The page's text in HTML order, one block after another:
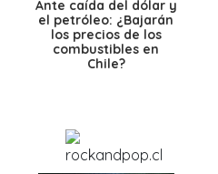
Ante caída del dólar y
el petróleo: ¿Bajarán
los precios de los
combustibles en
Chile?